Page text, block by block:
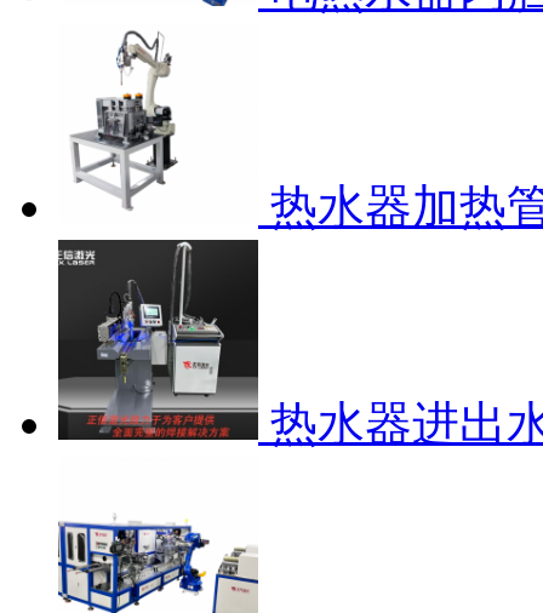
热水器加热
热水器进出